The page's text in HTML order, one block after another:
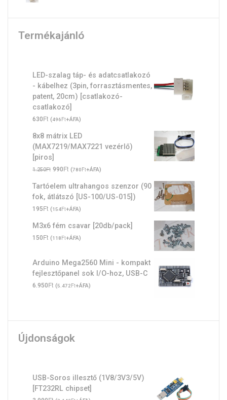
Termékajánló
LED-szalag táp- és adatcsatlakozó
- kábelhez (3pin, forrasztásmentes,
patent, 20cm) [csatlakozó-
csatlakozó]
630Ft (496Ft+ÁFA)
8x8 mátrix LED
(MAX7219/MAX7221 vezérlő)
[piros]
1.250Ft Original
was:
1.250Ft.
990FtCurrent
is:
990Ft.
(780Ft+ÁFA)
Tartóelem ultrahangos szenzor (90
fok, átlátszó [US-100/US-015])
195Ft (154Ft+ÁFA)
M3x6 fém csavar [20db/pack]
150Ft (118Ft+ÁFA)
Arduino Mega2560 Mini - kompakt
fejlesztőpanel sok I/O-hoz, USB-C
6.950Ft (5.472Ft+ÁFA)
Újdonságok
USB-Soros illesztő (1V8/3V3/5V)
[FT232RL chipset]